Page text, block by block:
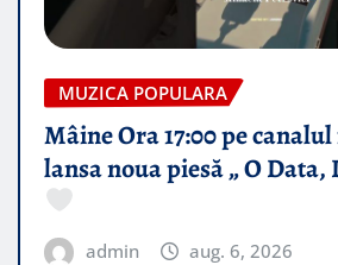
MUZICA POPULARA
Mâine Ora 17:00 pe canalul
lansa noua piesă „ O Data,
admin aug. 6, 2026